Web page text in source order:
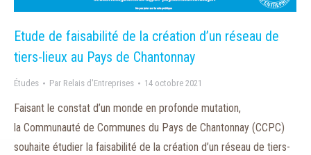
Etude de faisabilité de la création d’un réseau de
tiers-lieux au Pays de Chantonnay
Études Par Relais d'Entreprises 14 octobre 2021
Faisant le constat d’un monde en profonde mutation,
la Communauté de Communes du Pays de Chantonnay (CCPC)
souhaite étudier la faisabilité de la création d’un réseau de tiers-